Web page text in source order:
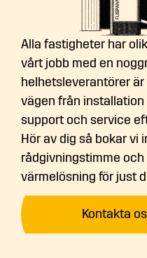
Alla fastigheter har
vårt jobb med en
helhetsleverantörer
vägen från
support och service
Hör av dig så bokar vi
rådgivningstimme
värmelösning för just
Kontakta